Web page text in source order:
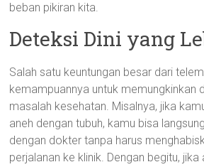
beban pikiran kita.
Deteksi Dini yang
Salah satu keuntungan besar dari
kemampuannya untuk memungkinkan
masalah kesehatan. Misalnya, jika
aneh dengan tubuh, kamu bisa
dengan dokter tanpa harus
perjalanan ke klinik. Dengan begitu,